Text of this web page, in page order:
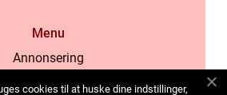
Menu
Annonsering
cookies til at huske dine indstillinger,